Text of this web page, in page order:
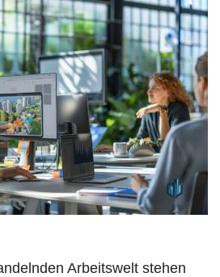
Arbeitswelt stehen